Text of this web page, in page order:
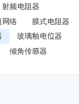
射频电阻器
络
膜式电阻器
玻璃釉电位器
倾角传感器